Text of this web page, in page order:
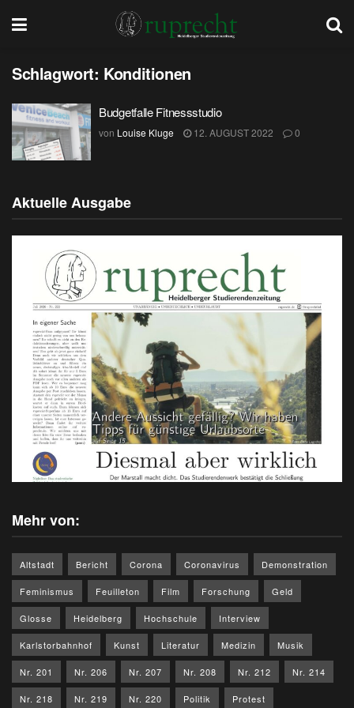
Schlagwort: Konditionen
Budgetfalle Fitnessstudio
von Louise Kluge 12. AUGUST 2022 0
Aktuelle Ausgabe
Mehr von:
Altstadt Bericht Corona Coronavirus Demonstration
Feminismus Feuilleton Film Forschung Geld
Glosse Heidelberg Hochschule Interview
Karlstorbahnhof Kunst Literatur Medizin Musik
Nr. 201 Nr. 206 Nr. 207 Nr. 208 Nr. 212 Nr. 214
Nr. 218 Nr. 219 Nr. 220 Politik Protest